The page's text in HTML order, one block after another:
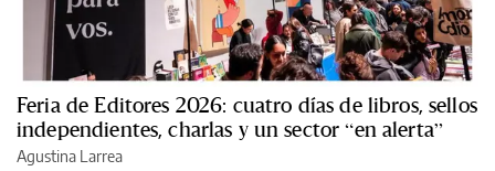
Feria de Editores 2026: cuatro días de libros, sellos
independientes, charlas y un sector “en alerta”
Agustina Larrea